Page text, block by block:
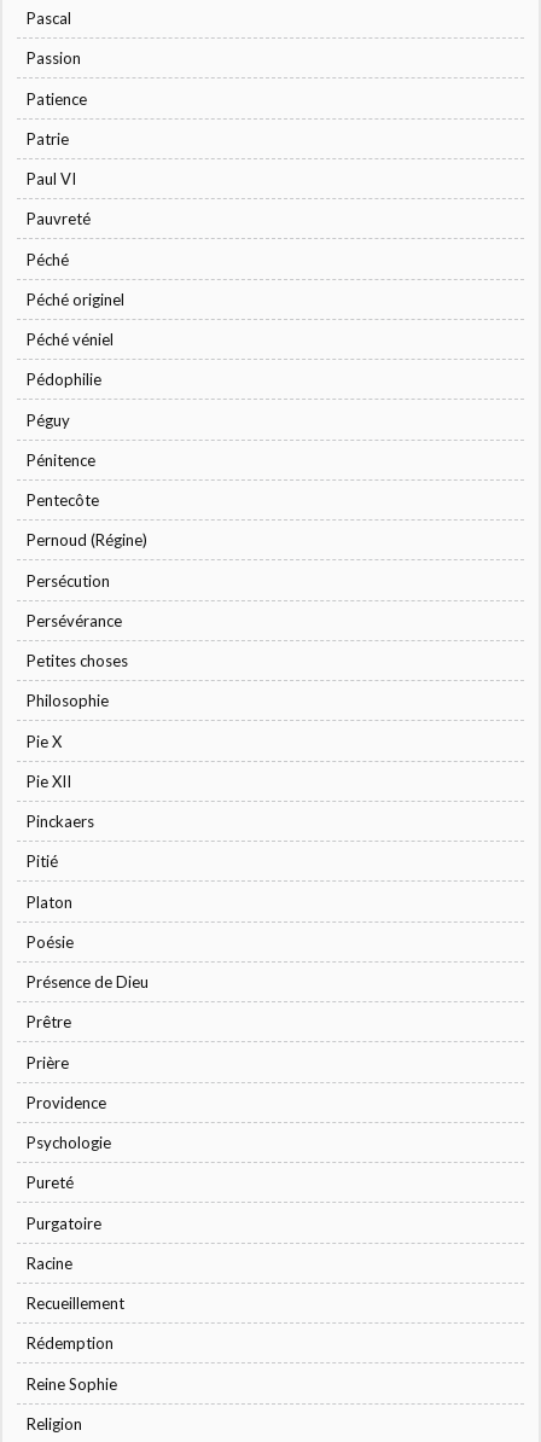
Pascal
Passion
Patience
Patrie
Paul VI
Pauvreté
Péché
Péché originel
Péché véniel
Pédophilie
Péguy
Pénitence
Pentecôte
Pernoud (Régine)
Persécution
Persévérance
Petites choses
Philosophie
Pie X
Pie XII
Pinckaers
Pitié
Platon
Poésie
Présence de Dieu
Prêtre
Prière
Providence
Psychologie
Pureté
Purgatoire
Racine
Recueillement
Rédemption
Reine Sophie
Religion